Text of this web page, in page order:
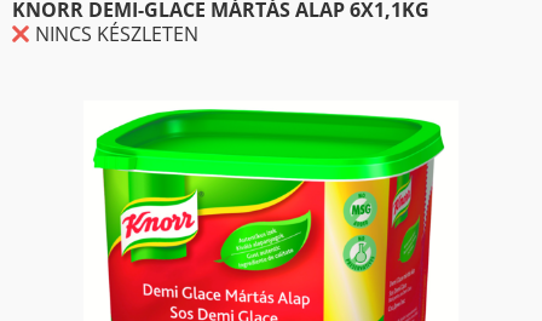
KNORR DEMI-GLACE MÁRTÁS ALAP 6X1,1KG
NINCS KÉSZLETEN